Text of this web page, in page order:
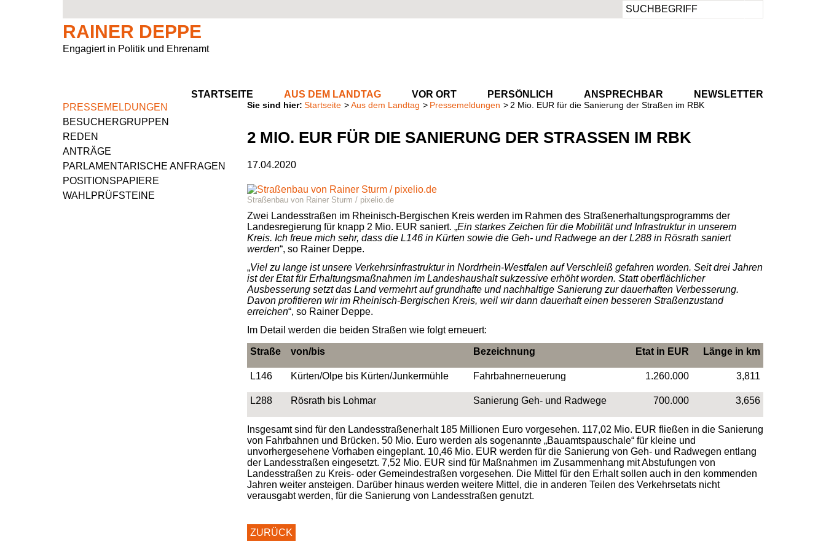
RAINER DEPPE
Engagiert in Politik und Ehrenamt
Navigation
überspringen
STARTSEITE AUS DEM LANDTAG VOR ORT PERSÖNLICH ANSPRECHBAR NEWSLETTER
Startseite Aus dem Landtag Pressemeldungen 2 Mio. EUR für die Sanierung der Straßen im RBK
2 MIO. EUR FÜR DIE SANIERUNG DER STRASSEN IM RBK
17.04.2020
Straßenbau von Rainer Sturm / pixelio.de
Zwei Landesstraßen im Rheinisch-Bergischen Kreis werden im Rahmen des Straßenerhaltungsprogramms der
Landesregierung für knapp 2 Mio. EUR saniert. „Ein starkes Zeichen für die Mobilität und Infrastruktur in unserem
Kreis. Ich freue mich sehr, dass die L146 in Kürten sowie die Geh- und Radwege an der L288 in Rösrath saniert
werden“, so Rainer Deppe.
„Viel zu lange ist unsere Verkehrsinfrastruktur in Nordrhein-Westfalen auf Verschleiß gefahren worden. Seit drei Jahren
ist der Etat für Erhaltungsmaßnahmen im Landeshaushalt sukzessive erhöht worden. Statt oberflächlicher
Ausbesserung setzt das Land vermehrt auf grundhafte und nachhaltige Sanierung zur dauerhaften Verbesserung.
Davon profitieren wir im Rheinisch-Bergischen Kreis, weil wir dann dauerhaft einen besseren Straßenzustand
erreichen“, so Rainer Deppe.
Im Detail werden die beiden Straßen wie folgt erneuert:
Straße von/bis Bezeichnung Etat in EUR Länge in km
L146 Kürten/Olpe bis Kürten/Junkermühle Fahrbahnerneuerung 1.260.000 3,811
L288 Rösrath bis Lohmar Sanierung Geh- und Radwege 700.000 3,656
Insgesamt sind für den Landesstraßenerhalt 185 Millionen Euro vorgesehen. 117,02 Mio. EUR fließen in die Sanierung
von Fahrbahnen und Brücken. 50 Mio. Euro werden als sogenannte „Bauamtspauschale“ für kleine und
unvorhergesehene Vorhaben eingeplant. 10,46 Mio. EUR werden für die Sanierung von Geh- und Radwegen entlang
der Landesstraßen eingesetzt. 7,52 Mio. EUR sind für Maßnahmen im Zusammenhang mit Abstufungen von
Landesstraßen zu Kreis- oder Gemeindestraßen vorgesehen. Die Mittel für den Erhalt sollen auch in den kommenden
Jahren weiter ansteigen. Darüber hinaus werden weitere Mittel, die in anderen Teilen des Verkehrsetats nicht
verausgabt werden, für die Sanierung von Landesstraßen genutzt.
ZURÜCK
Navigation
überspringen
PRESSEMELDUNGEN
BESUCHERGRUPPEN
REDEN
ANTRÄGE
PARLAMENTARISCHE ANFRAGEN
POSITIONSPAPIERE
WAHLPRÜFSTEINE
Rheinisch-Bergischer Kreis
Privater Werdegang
Politischer Werdegang
Natur im Landtag
Kreistagsabgeordneter
Rheinisch-Bergischer Kreis
Kontaktformular